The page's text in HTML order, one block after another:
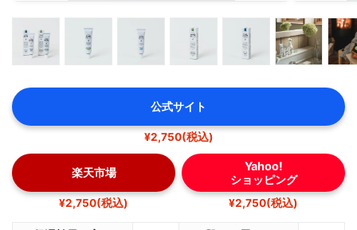
公式サイト
¥2,750(税込)
楽天市場
¥2,750(税込)
Yahoo!
ショッピング
¥2,750(税込)